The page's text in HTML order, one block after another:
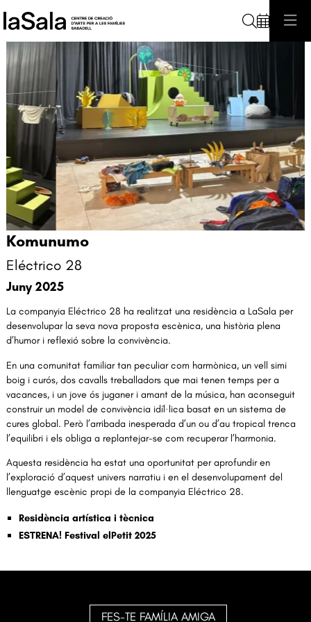
Diapositiva 1 de 3: Residència Komunumo
Komunumo
Eléctrico 28
Juny 2025
La companyia Eléctrico 28 ha realitzat una residència a LaSala per
desenvolupar la seva nova proposta escènica, una història plena
d’humor i reflexió sobre la convivència.
En una comunitat familiar tan peculiar com harmònica, un vell simi
boig i curós, dos cavalls treballadors que mai tenen temps per a
vacances, i un jove ós juganer i amant de la música, han aconseguit
construir un model de convivència idíl·lica basat en un sistema de
cures global. Però l’arribada inesperada d’un ou d’au tropical trenca
l’equilibri i els obliga a replantejar-se com recuperar l’harmonia.
Aquesta residència ha estat una oportunitat per aprofundir en
l’exploració d’aquest univers narratiu i en el desenvolupament del
llenguatge escènic propi de la companyia Eléctrico 28.
Residència artística i tècnica
ESTRENA! Festival elPetit 2025
FES-TE FAMÍLIA AMIGA